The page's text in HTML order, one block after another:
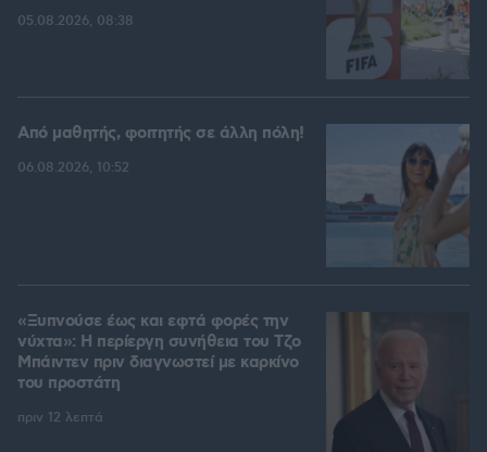
05.08.2026, 08:38
Από μαθητής, φοιτητής σε άλλη πόλη!
06.08.2026, 10:52
«Ξυπνούσε έως και εφτά φορές την
νύχτα»: Η περίεργη συνήθεια του Τζο
Μπάιντεν πριν διαγνωστεί με καρκίνο
του προστάτη
πριν 12 λεπτά